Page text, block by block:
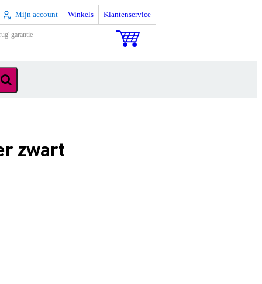
Mijn account Winkels Klantenservice
garantie
zwart